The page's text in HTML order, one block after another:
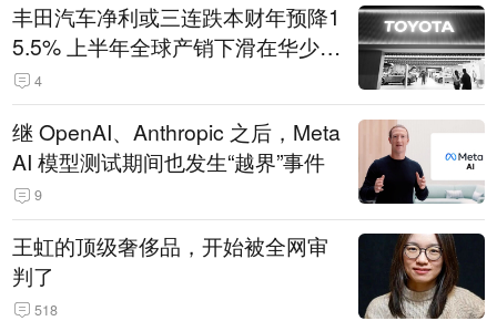
丰田汽车净利或三连跌本财年预降1
5.5% 上半年全球产销下滑在华少卖
14.3万辆
4
继 OpenAI、Anthropic 之后，Meta
AI 模型测试期间也发生“越界”事件
9
王虹的顶级奢侈品，开始被全网审
判了
518